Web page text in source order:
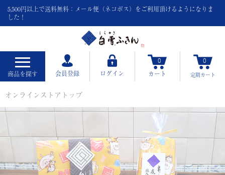
5,500円以上で送料無料：メール便（ネコポス）をご利用頂けるようになりま
した！
商品を探す 会員登録 ログイン
0
カート
0
定期カート
オンラインストアトップ